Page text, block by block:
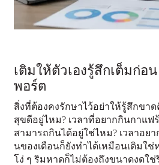
เติมให้ตัวเองรู้สึกเต็มก่อ
พอร์ต
สิ่งที่ต้องคงรักษาไว้อย่าให้รู้สึกขา
สุขดีอยู่ไหม? เวลาที่อยากกินกาแฟ
สามารถกินได้อยู่ใช่ไหม? เวลาอย
นของเดือนก็ยังทำได้เหมือนเดิมใช่
โง่ ๆ ริมหาดก็ไม่ต้องถึงขนาดงดใช่